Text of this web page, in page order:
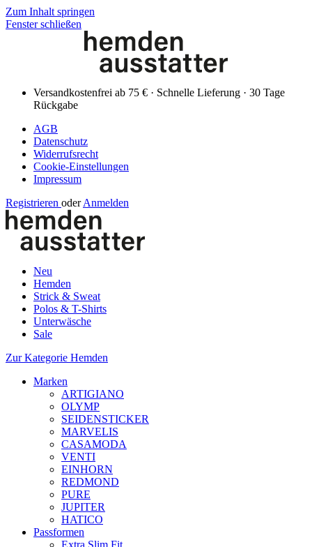
Zum Inhalt springen
Fenster schließen
Versandkostenfrei ab 75 € · Schnelle Lieferung · 30 Tage
Rückgabe
AGB
Datenschutz
Widerrufsrecht
Cookie-Einstellungen
Impressum
Registrieren oder Anmelden
Neu
Hemden
Strick & Sweat
Polos & T-Shirts
Unterwäsche
Sale
Zur Kategorie Hemden
Marken
ARTIGIANO
OLYMP
SEIDENSTICKER
MARVELIS
CASAMODA
VENTI
EINHORN
REDMOND
PURE
JUPITER
HATICO
Passformen
Extra Slim Fit